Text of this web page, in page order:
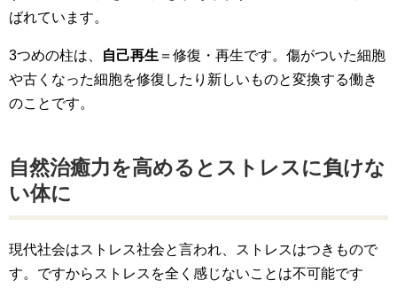
ばれています。
3つめの柱は、 自己再生 ＝修復・再生です。傷がついた細胞
や古くなった細胞を修復したり新しいものと変換する働き
のことです。
自然治癒力を高めるとストレスに負けな
い体に
現代社会はストレス社会と言われ、ストレスはつきもので
す。ですからストレスを全く感じないことは不可能です